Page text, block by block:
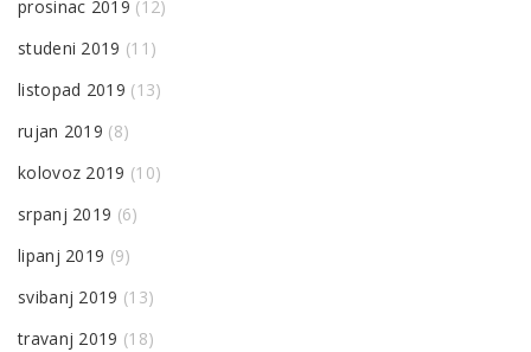
prosinac 2019 (12)
studeni 2019 (11)
listopad 2019 (13)
rujan 2019 (8)
kolovoz 2019 (10)
srpanj 2019 (6)
lipanj 2019 (9)
svibanj 2019 (13)
travanj 2019 (18)